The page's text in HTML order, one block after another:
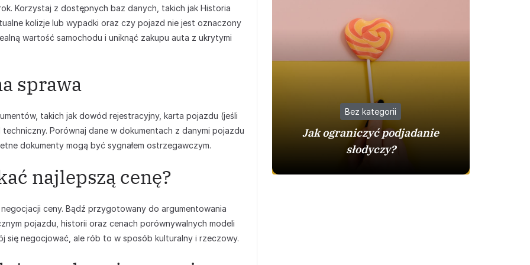
Korzystaj z dostępnych baz danych, takich jak Historia
kolizje lub wypadki oraz czy pojazd nie jest oznaczony
wartość samochodu i uniknąć zakupu auta z ukrytymi
sprawa
takich jak dowód rejestracyjny, karta pojazdu (jeśli
Porównaj dane w dokumentach z danymi pojazdu
dokumenty mogą być sygnałem ostrzegawczym.
najlepszą cenę?
ceny. Bądź przygotowany do argumentowania
pojazdu, historii oraz cenach porównywalnych modeli
się negocjować, ale rób to w sposób kulturalny i rzeczowy.
Bez kategorii
Jak ograniczyć podjadanie
słodyczy?